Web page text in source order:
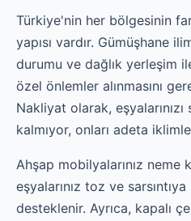
Türkiye'nin her bölgesinin
yapısı vardır. Gümüşhane
durumu ve dağlık yerleşim
özel önlemler alınmasını
Nakliyat olarak,
kalmıyor, onları adeta
Ahşap mobilyalarınız neme
eşyalarınız toz ve
desteklenir. Ayrıca, kapalı